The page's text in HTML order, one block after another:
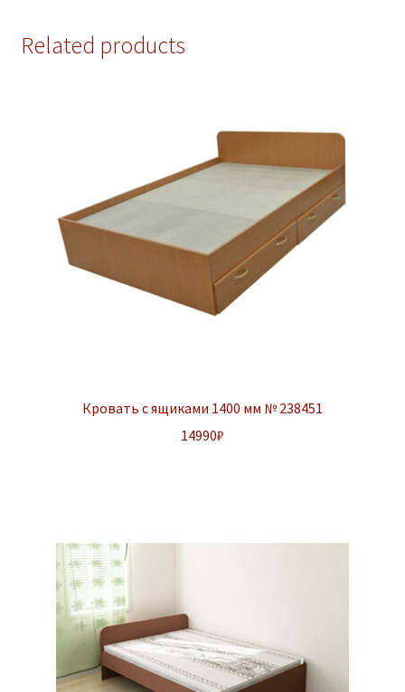
Related products
Кровать с ящиками 1400 мм № 238451
14990₽